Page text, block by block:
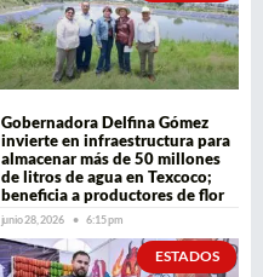
Gobernadora Delfina Gómez
invierte en infraestructura para
almacenar más de 50 millones
de litros de agua en Texcoco;
beneficia a productores de flor
junio 28, 2026 6:15 pm
ESTADOS